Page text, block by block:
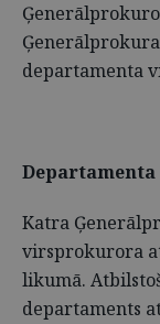
departamenta
Katra
virsprokurora
likumā.
departaments